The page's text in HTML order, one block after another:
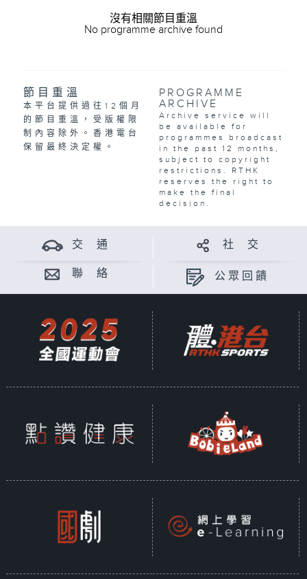
沒有相關節目重溫
No programme archive found
節目重溫
本平台提供過往12個月
的節目重溫，受版權限
制內容除外。香港電台
保留最終決定權。
PROGRAMME
ARCHIVE
Archive service will
be available for
programmes broadcast
in the past 12 months,
subject to copyright
restrictions. RTHK
reserves the right to
make the final
decision.
交 通 社 交
聯 絡 公眾回饋